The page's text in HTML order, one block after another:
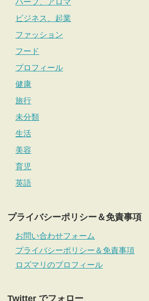
ビジネス、起業
ファッション
フード
プロフィール
健康
旅行
未分類
生活
美容
育児
英語
プライバシーポリシー＆免責事項
お問い合わせフォーム
プライバシーポリシー＆免責事項
ロズマリのプロフィール
Twitter でフォロー